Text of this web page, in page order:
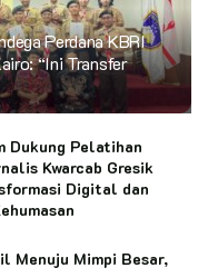
Perdana KBRI
“Ini Transfer
Dukung Pelatihan
Kwarcab Gresik
Digital dan
Menuju Mimpi Besar,